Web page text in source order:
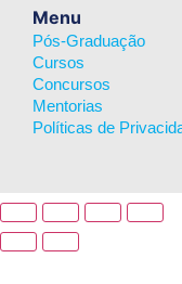
Menu
Pós-Graduação
Cursos
Concursos
Mentorias
Políticas de